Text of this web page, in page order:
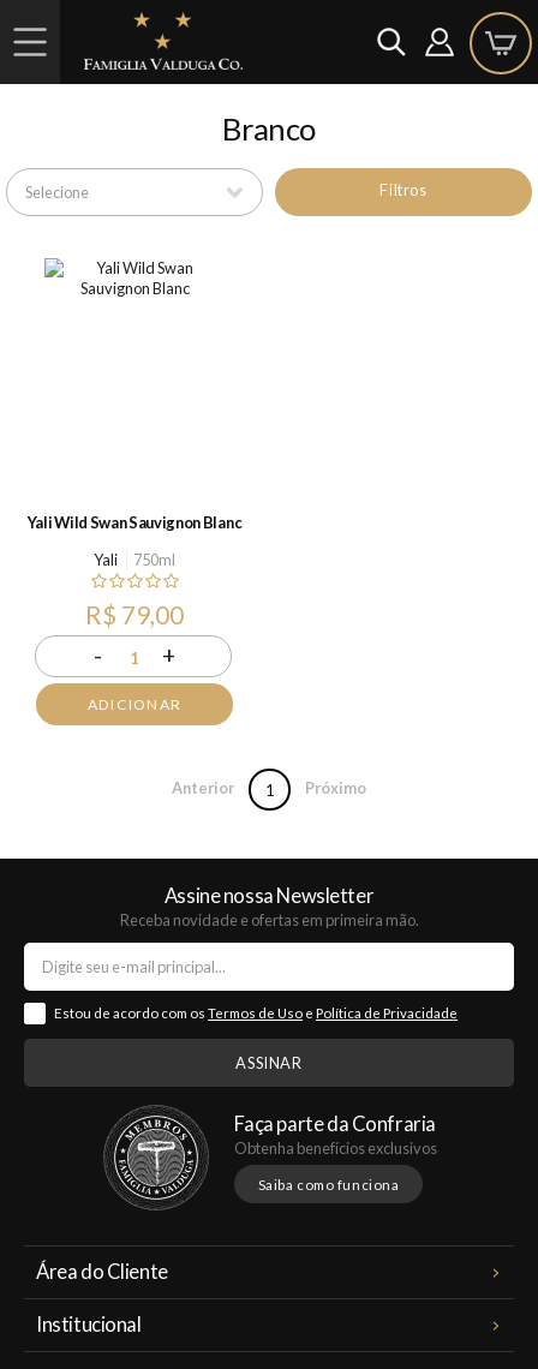
Branco
Filtros
Yali Wild Swan Sauvignon Blanc
Yali
750ml
R$ 79,00
- 1 +
ADICIONAR
Anterior 1 Próximo
Assine nossa Newsletter
Receba novidade e ofertas em primeira mão.
Estou de acordo com os Termos de Uso e Política de Privacidade
Faça parte da Confraria
Obtenha benefícios exclusivos
Saiba como funciona
Área do Cliente
Institucional